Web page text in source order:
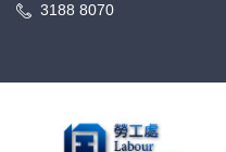
3188 8070